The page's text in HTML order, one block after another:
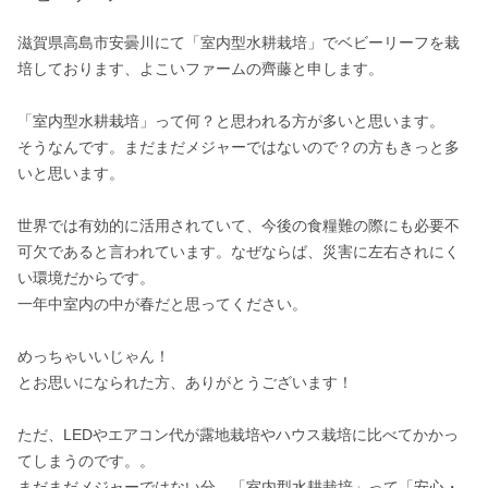
滋賀県高島市安曇川にて「室内型水耕栽培」でベビーリーフを栽
培しております、よこいファームの齊藤と申します。
「室内型水耕栽培」って何？と思われる方が多いと思います。
そうなんです。まだまだメジャーではないので？の方もきっと多
いと思います。
世界では有効的に活用されていて、今後の食糧難の際にも必要不
可欠であると言われています。なぜならば、災害に左右されにく
い環境だからです。
一年中室内の中が春だと思ってください。
めっちゃいいじゃん！
とお思いになられた方、ありがとうございます！
ただ、LEDやエアコン代が露地栽培やハウス栽培に比べてかかっ
てしまうのです。。